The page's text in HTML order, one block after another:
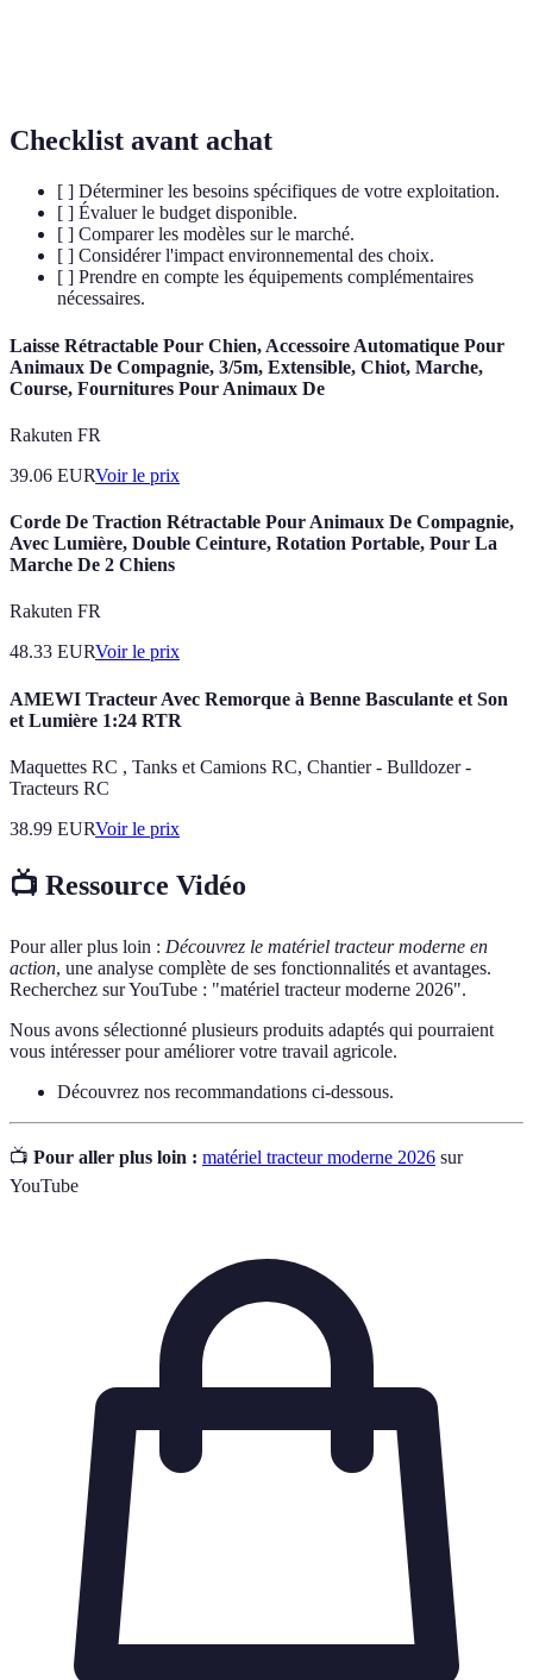
Checklist avant achat
[ ] Déterminer les besoins spécifiques de votre exploitation.
[ ] Évaluer le budget disponible.
[ ] Comparer les modèles sur le marché.
[ ] Considérer l'impact environnemental des choix.
[ ] Prendre en compte les équipements complémentaires
nécessaires.
Laisse Rétractable Pour Chien, Accessoire Automatique Pour
Animaux De Compagnie, 3/5m, Extensible, Chiot, Marche,
Course, Fournitures Pour Animaux De
Rakuten FR
39.06 EURVoir le prix
Corde De Traction Rétractable Pour Animaux De Compagnie,
Avec Lumière, Double Ceinture, Rotation Portable, Pour La
Marche De 2 Chiens
Rakuten FR
48.33 EURVoir le prix
AMEWI Tracteur Avec Remorque à Benne Basculante et Son
et Lumière 1:24 RTR
Maquettes RC , Tanks et Camions RC, Chantier - Bulldozer -
Tracteurs RC
38.99 EURVoir le prix
📺 Ressource Vidéo
Pour aller plus loin : Découvrez le matériel tracteur moderne en
action, une analyse complète de ses fonctionnalités et avantages.
Recherchez sur YouTube : "matériel tracteur moderne 2026".
Nous avons sélectionné plusieurs produits adaptés qui pourraient
vous intéresser pour améliorer votre travail agricole.
Découvrez nos recommandations ci-dessous.
📺 Pour aller plus loin : matériel tracteur moderne 2026 sur
YouTube